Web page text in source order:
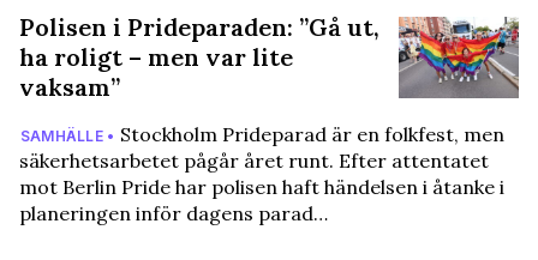
Polisen i Prideparaden: ”Gå ut,
ha roligt – men var lite
vaksam”
SAMHÄLLE • Stockholm Prideparad är en folkfest, men
säkerhetsarbetet pågår året runt. Efter attentatet
mot Berlin Pride har polisen haft händelsen i åtanke i
planeringen inför dagens parad…